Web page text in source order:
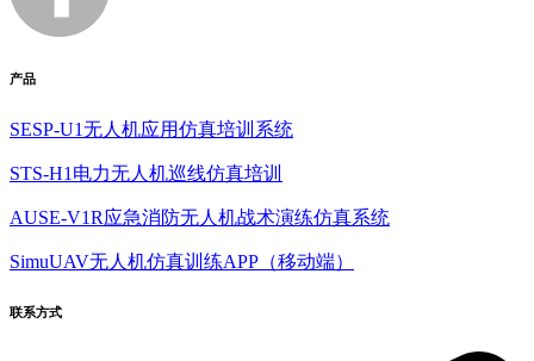
产品
SESP-U1无人机应用仿真培训系统
STS-H1电力无人机巡线仿真培训
AUSE-V1R应急消防无人机战术演练仿真系统
SimuUAV无人机仿真训练APP（移动端）
联系方式